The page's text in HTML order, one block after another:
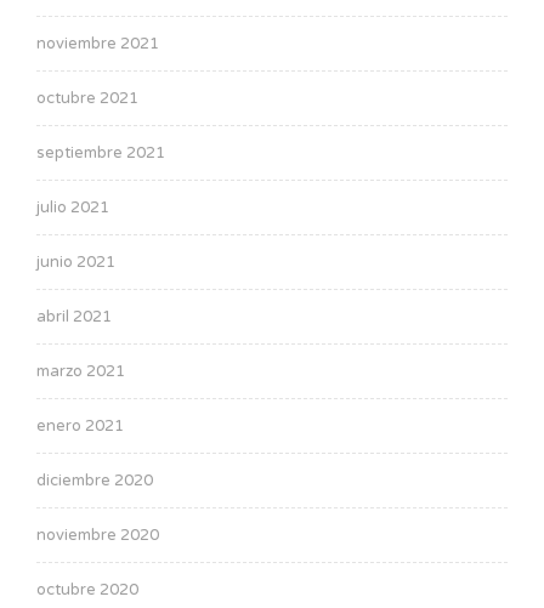
noviembre 2021
octubre 2021
septiembre 2021
julio 2021
junio 2021
abril 2021
marzo 2021
enero 2021
diciembre 2020
noviembre 2020
octubre 2020